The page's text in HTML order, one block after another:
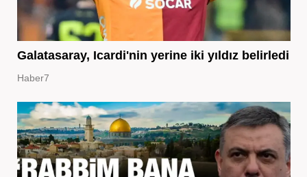
Galatasaray, Icardi'nin yerine iki yıldız belirledi
Haber7